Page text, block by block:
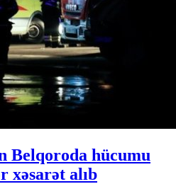
Belqoroda hücumu
xəsarət alıb